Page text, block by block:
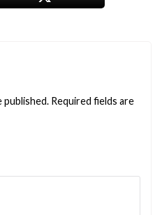
published. Required fields are